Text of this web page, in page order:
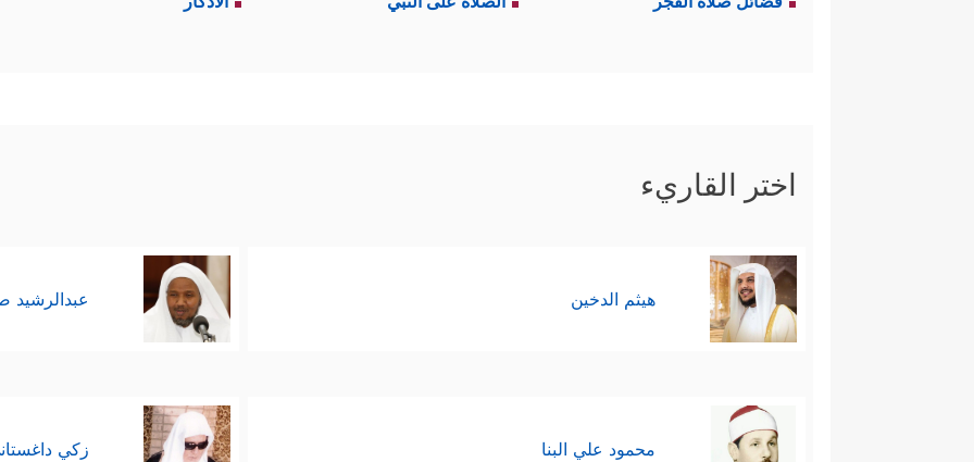
اختر القاريء
هيثم الدخين عبدالرشيد
محمود علي البنا زكي